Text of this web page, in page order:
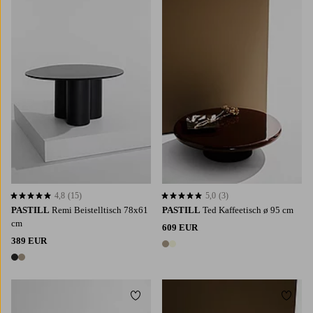
PASTILL Remi Beistelltisch 78x61
cm
389 EUR
2 Farben
4,8 basierend auf 15 Bewertungen
4,8 (15)
PASTILL Ted Kaffeetisch ø 95 cm
609 EUR
2 Farben
5,0 basierend auf 3 Bewertungen
5,0 (3)
Zu Favoriten hinzufügen Zu